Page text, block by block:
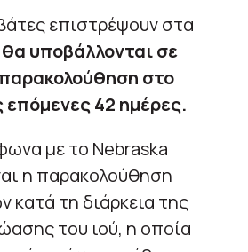
επιστρέψουν στα
θα υποβάλλονται σε
στο
επόμενες 42 ημέρες.
με το Nebraska
η παρακολούθηση
κατά τη διάρκεια της
του ιού, η οποία